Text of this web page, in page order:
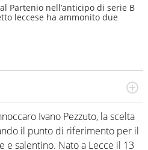
Partenio nell’anticipo di serie B
leccese ha ammonito due
numerose manifestazioni
agenzie e testate. Esperienza,
e memoria storica. Si occupa
Ivano Pezzuto, la scelta
il punto di riferimento per il
e salentino. Nato a Lecce il 13